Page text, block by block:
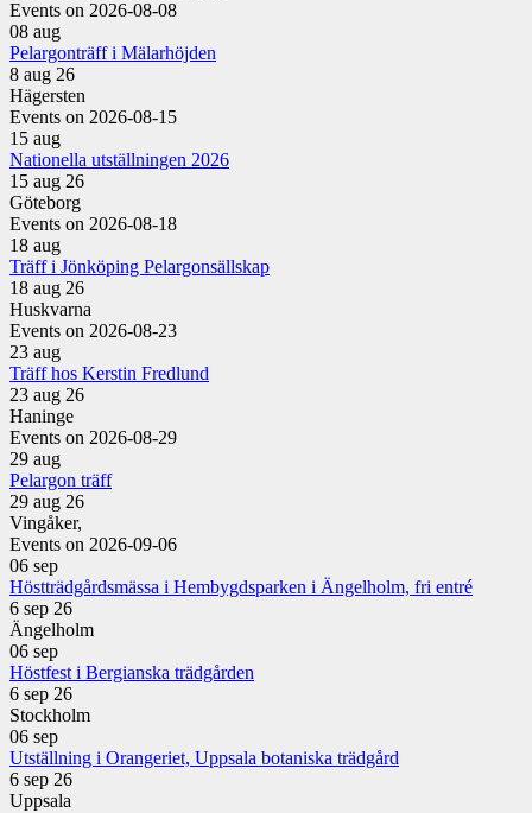
Events on 2026-08-08
08 aug
Pelargonträff i Mälarhöjden
8 aug 26
Hägersten
Events on 2026-08-15
15 aug
Nationella utställningen 2026
15 aug 26
Göteborg
Events on 2026-08-18
18 aug
Träff i Jönköping Pelargonsällskap
18 aug 26
Huskvarna
Events on 2026-08-23
23 aug
Träff hos Kerstin Fredlund
23 aug 26
Haninge
Events on 2026-08-29
29 aug
Pelargon träff
29 aug 26
Vingåker,
Events on 2026-09-06
06 sep
Höstträdgårdsmässa i Hembygdsparken i Ängelholm, fri entré
6 sep 26
Ängelholm
06 sep
Höstfest i Bergianska trädgården
6 sep 26
Stockholm
06 sep
Utställning i Orangeriet, Uppsala botaniska trädgård
6 sep 26
Uppsala